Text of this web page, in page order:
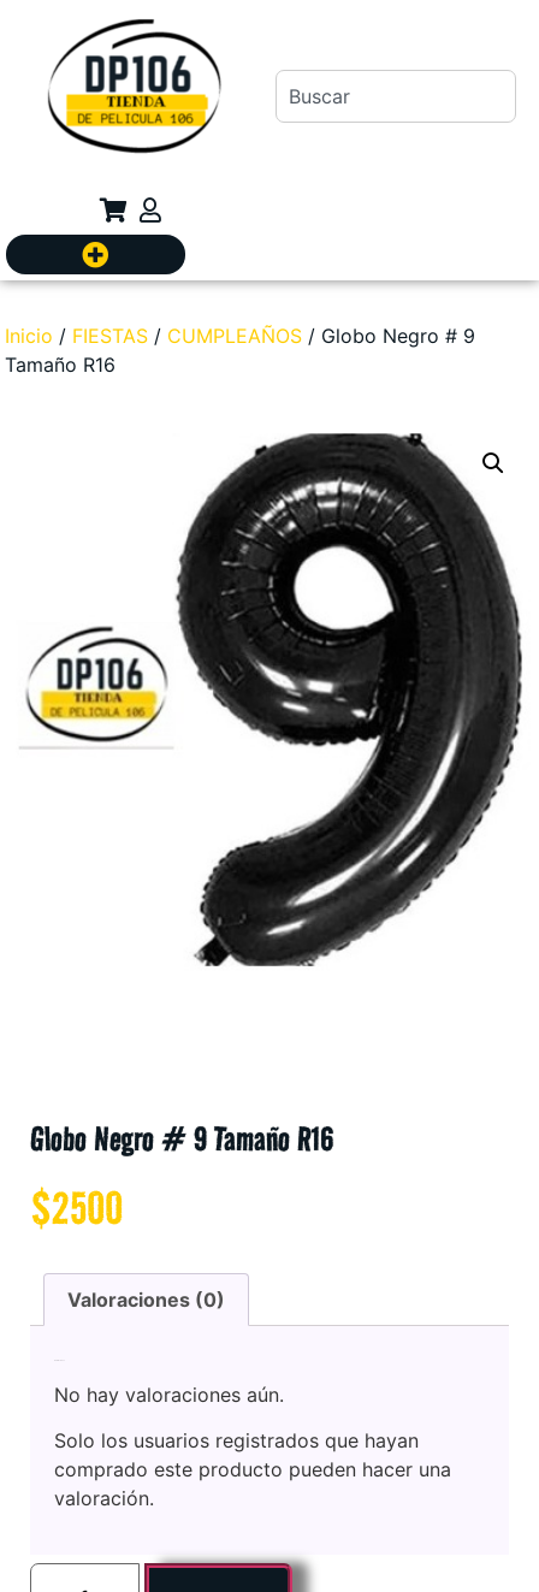
Inicio / FIESTAS / CUMPLEAÑOS / Globo Negro # 9
Tamaño R16
Globo Negro # 9 Tamaño R16
$2500
Valoraciones (0)
No hay valoraciones aún.
Solo los usuarios registrados que hayan
comprado este producto pueden hacer una
valoración.